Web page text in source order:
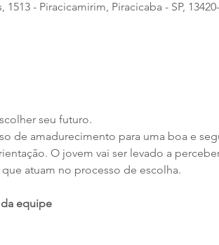
- Piracicamirim, Piracicaba - SP,
seu futuro.
de amadurecimento para uma boa e
O jovem vai ser levado a
atuam no processo de escolha.
equipe